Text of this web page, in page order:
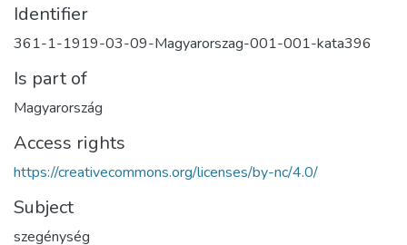
Identifier
361-1-1919-03-09-Magyarorszag-001-001-kata396
Is part of
Magyarország
Access rights
https://creativecommons.org/licenses/by-nc/4.0/
Subject
szegénység